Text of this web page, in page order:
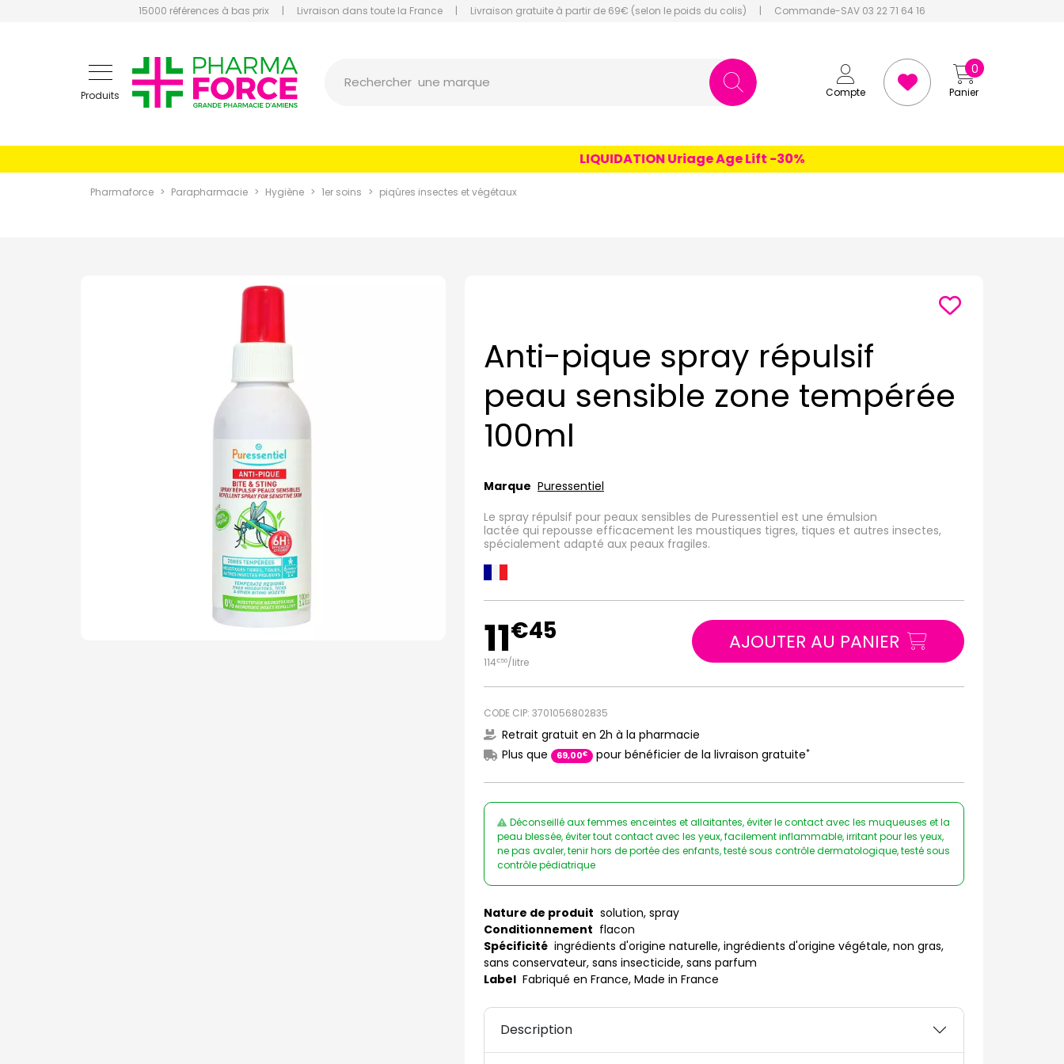
15000 références à bas prix | Livraison dans toute la France | Livraison gratuite à partir de 69€ (selon le poids du colis) | Commande-SAV 03 22 71 64 16
Produits Compte Panier
0
Rechercher
LIQUIDATION Uriage Age Lift -30%
Pharmaforce Parapharmacie Hygiène 1er soins piqûres insectes et végétaux
Anti-pique spray répulsif
peau sensible zone tempérée
100ml
Marque Puressentiel
Le spray répulsif pour peaux sensibles de Puressentiel est une émulsion
lactée qui repousse efficacement les moustiques tigres, tiques et autres insectes,
spécialement adapté aux peaux fragiles.
11€45
114€50/litre
AJOUTER AU PANIER
CODE CIP: 3701056802835
Retrait gratuit en 2h à la pharmacie
Plus que
69,00€ pour bénéficier de la livraison gratuite*
Déconseillé aux femmes enceintes et allaitantes, éviter le contact avec les muqueuses et la
peau blessée, éviter tout contact avec les yeux, facilement inflammable, irritant pour les yeux,
ne pas avaler, tenir hors de portée des enfants, testé sous contrôle dermatologique, testé sous
contrôle pédiatrique
Nature de produit solution, spray
Conditionnement flacon
Spécificité ingrédients d'origine naturelle, ingrédients d'origine végétale, non gras,
sans conservateur, sans insecticide, sans parfum
Label Fabriqué en France, Made in France
Description